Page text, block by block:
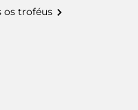
os troféus